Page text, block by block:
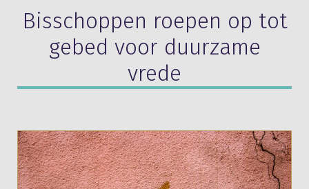
Bisschoppen roepen op tot
gebed voor duurzame
vrede